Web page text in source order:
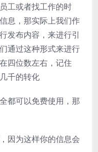
工或者找工作的时
息，那实际上我们作
发布内容，来进行引
通过这种形式来进行
四位数左右，记住
千的转化
都可以免费使用，那
因为这样你的信息会